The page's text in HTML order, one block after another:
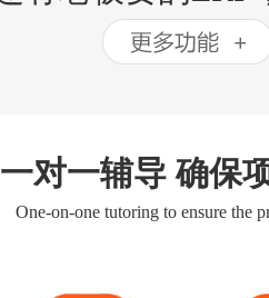
一对一辅导 确保
One-on-one tutoring to ensure the